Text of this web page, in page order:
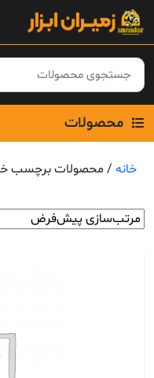
Skip
content
محصولات
خانه / محصولات برچسب